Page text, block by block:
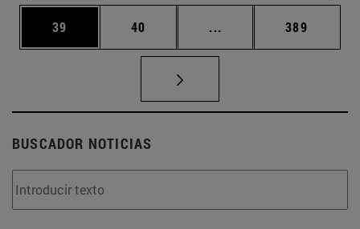
Página
39 Página
40 ... Páginas intermedias
Página
389
BUSCADOR NOTICIAS